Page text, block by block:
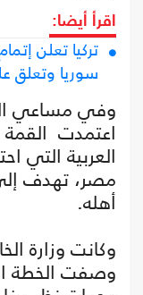
اقرأ أيضا:
تركيا تعلن
سوريا وتعلق
وفي مساعي
اعتمدت القمة
العربية التي
مصر، تهدف إلى
أهله.
وكانت وزارة
وصفت الخطة